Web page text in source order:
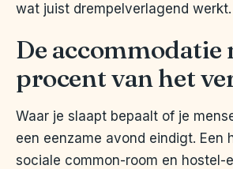
wat juist drempelverlagend werkt.
De accommodatie
procent van het
Waar je slaapt bepaalt of je
een eenzame avond eindigt. Een
sociale common-room en hostel-